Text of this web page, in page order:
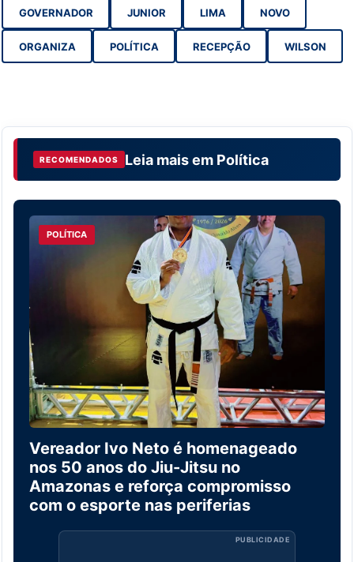
GOVERNADOR JUNIOR LIMA NOVO
ORGANIZA POLÍTICA RECEPÇÃO WILSON
RECOMENDADOS Leia mais em Política
POLÍTICA
Vereador Ivo Neto é homenageado
nos 50 anos do Jiu-Jitsu no
Amazonas e reforça compromisso
com o esporte nas periferias
PUBLICIDADE